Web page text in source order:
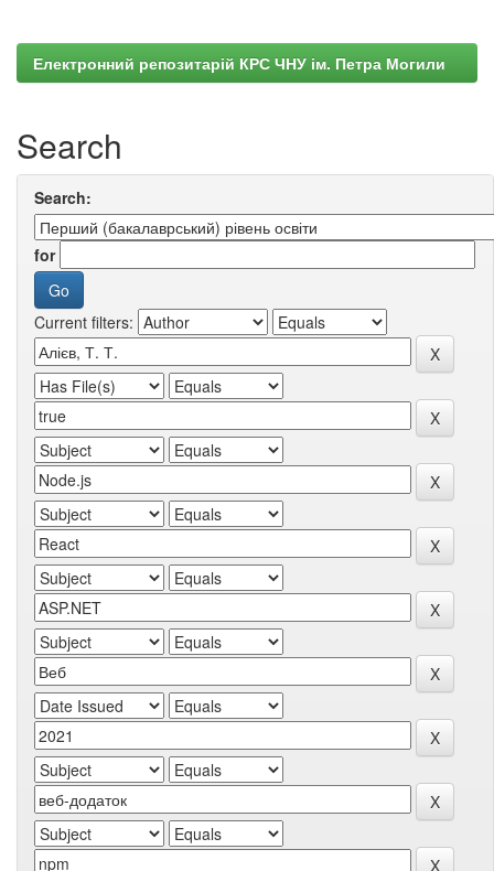
Електронний репозитарій КРС ЧНУ ім. Петра Могили
Search
Search:
for
Current filters: